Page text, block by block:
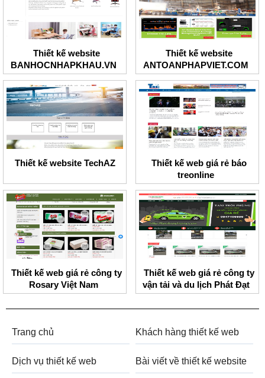
Thiết kế website
BANHOCNHAPKHAU.VN
Thiết kế website
ANTOANPHAPVIET.COM
Thiết kế website TechAZ
Thiết kế web giá rẻ báo
treonline
Thiết kế web giá rẻ công ty
Rosary Việt Nam
Thiết kế web giá rẻ công ty
vận tải và du lịch Phát Đạt
Trang chủ Khách hàng thiết kế web
Dịch vụ thiết kế web Bài viết về thiết kế website